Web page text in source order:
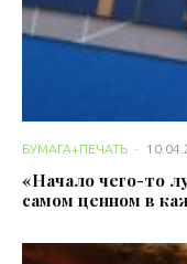
БУМАГА+ПЕЧАТЬ ·
«Начало чего-то
самом ценном в